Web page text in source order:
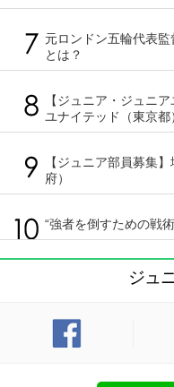
元ロンドン五輪代表
とは？
【ジュニア・ジュニ
ユナイテッド（東京都
【ジュニア部員募集
府）
“強者を倒すための戦
ジュ